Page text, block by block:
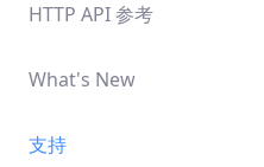
HTTP API 参考
What's New
支持